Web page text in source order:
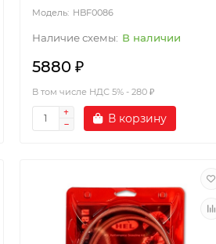
HBF0086
В наличии
5880 ₽
В том числе НДС 5% - 280 ₽
В корзину